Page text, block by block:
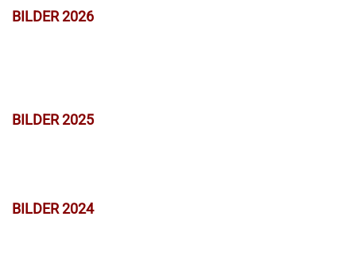
BILDER 2026
BILDER 2025
BILDER 2024